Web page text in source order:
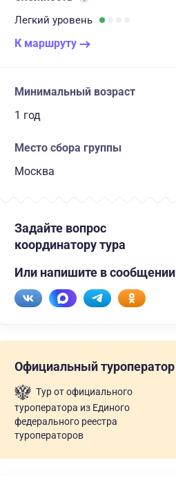
Легкий уровень
К маршруту
Минимальный возраст
1 год
Место сбора группы
Москва
Задайте вопрос
координатору тура
Или напишите в сообщении
Официальный туроператор
Тур от официального
туроператора из Единого
федерального реестра
туроператоров